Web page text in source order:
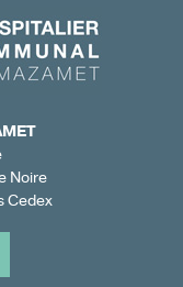
Noire
Cedex